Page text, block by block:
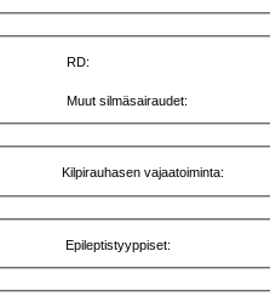
RD:
Muut silmäsairaudet:
Kilpirauhasen vajaatoiminta:
Epileptistyyppiset: